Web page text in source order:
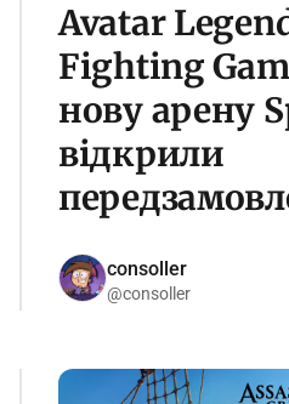
Avatar
Fighting
нову арену
відкрили
consoller
@consoller